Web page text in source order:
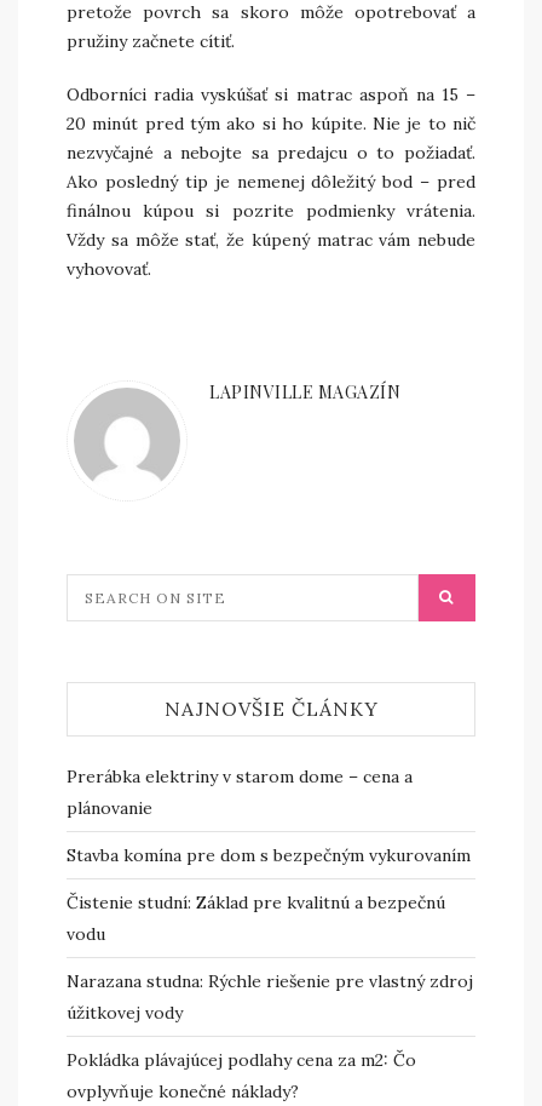
pretože povrch sa skoro môže opotrebovať a
pružiny začnete cítiť.
Odborníci radia vyskúšať si matrac aspoň na 15 –
20 minút pred tým ako si ho kúpite. Nie je to nič
nezvyčajné a nebojte sa predajcu o to požiadať.
Ako posledný tip je nemenej dôležitý bod – pred
finálnou kúpou si pozrite podmienky vrátenia.
Vždy sa môže stať, že kúpený matrac vám nebude
vyhovovať.
LAPINVILLE MAGAZÍN
NAJNOVŠIE ČLÁNKY
Prerábka elektriny v starom dome – cena a
plánovanie
Stavba komína pre dom s bezpečným vykurovaním
Čistenie studní: Základ pre kvalitnú a bezpečnú
vodu
Narazana studna: Rýchle riešenie pre vlastný zdroj
úžitkovej vody
Pokládka plávajúcej podlahy cena za m2: Čo
ovplyvňuje konečné náklady?